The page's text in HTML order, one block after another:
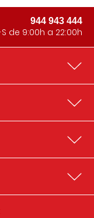
944 943 444
S de 9:00h a 22:00h